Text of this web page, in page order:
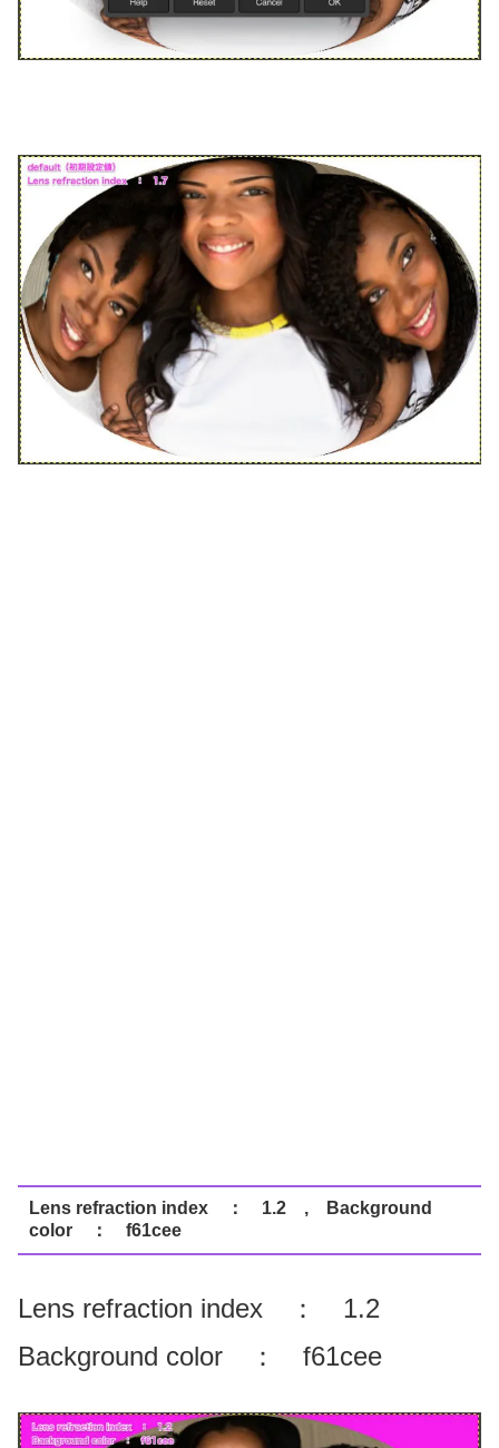
Lens refraction index ： 1.2 , Background
color ： f61cee
Lens refraction index ： 1.2
Background color ： f61cee